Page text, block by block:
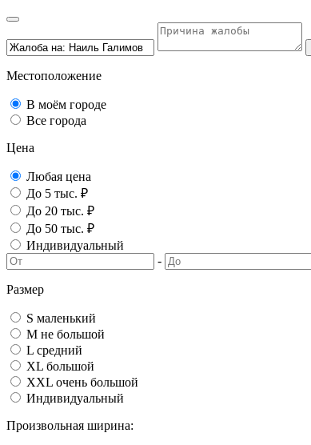
Местоположение
В моём городе
Все города
Цена
Любая цена
До 5 тыс. ₽
До 20 тыс. ₽
До 50 тыс. ₽
Индивидуальный
-
Размер
S маленький
M не большой
L средний
XL большой
XXL очень большой
Индивидуальный
Произвольная ширина: